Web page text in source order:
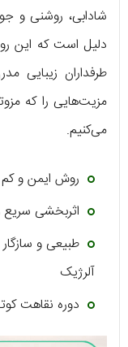
شادابی، روشنی و
دلیل است که این
طرفداران زیبایی
مزیت‌هایی را که
می‌کنیم.
روش ایمن و کم
اثربخشی سریع
طبیعی و
آلرژیک
دوره نقاهت